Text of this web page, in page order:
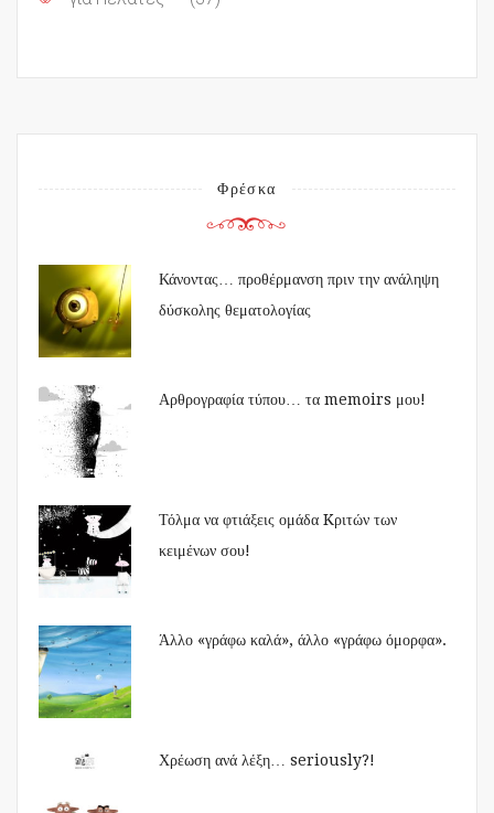
Φρέσκα
Κάνοντας… προθέρμανση πριν την ανάληψη
δύσκολης θεματολογίας
Αρθρογραφία τύπου… τα memoirs μου!
Τόλμα να φτιάξεις ομάδα Kριτών των
κειμένων σου!
Άλλο «γράφω καλά», άλλο «γράφω όμορφα».
Χρέωση ανά λέξη… seriously?!